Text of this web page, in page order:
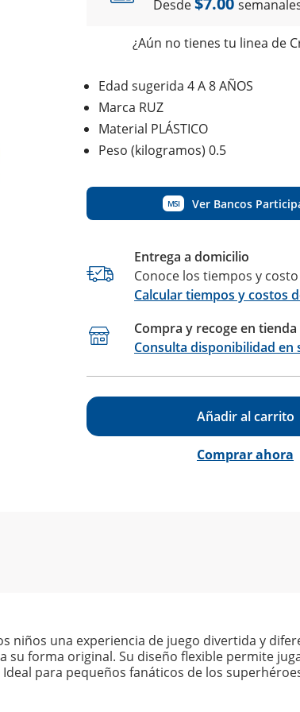
Desde
¿Aún no tienes tu linea de
Edad sugerida 4 A 8 AÑOS
Marca RUZ
Material PLÁSTICO
Peso (kilogramos) 0.5
MSI Ver Bancos
Entrega a domicilio
Conoce los tiempos y
Calcular tiempos y costos
Compra y recoge en tienda
Consulta disponibilidad en
Añadir al carrito
Comprar ahora
niños una experiencia de juego divertida y
su forma original. Su diseño flexible permite
para pequeños fanáticos de los